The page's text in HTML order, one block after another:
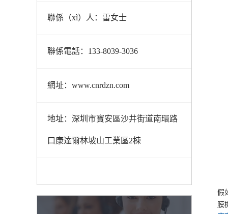
聯係（xì）人：雷女士
聯係電話：133-8039-3036
網址：www.cnrdzn.com
地址：深圳市寶安區沙井街道南環路
口康達爾林坡山工業區2棟
假
膜